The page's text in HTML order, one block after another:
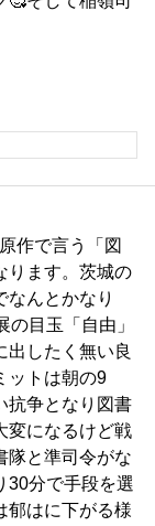
作で言う「図
ります。茨城の
なんとかなり
の目玉「自由」
出したく無い良
ットは朝の9
抗争となり図書
変になるけど戦
隊と準司令がな
30分で手段を選
郁はに下がる様